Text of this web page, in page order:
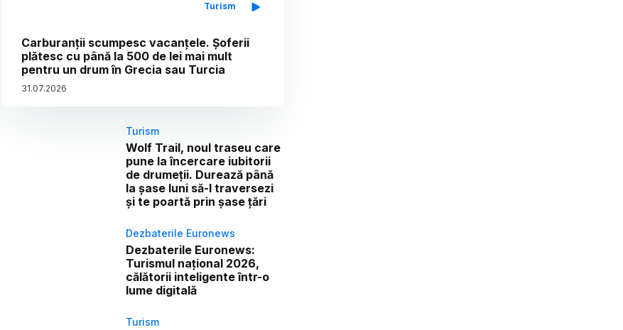
Turism
Carburanții scumpesc vacanțele. Șoferii
plătesc cu până la 500 de lei mai mult
pentru un drum în Grecia sau Turcia
31.07.2026
Turism
Wolf Trail, noul traseu care
pune la încercare iubitorii
de drumeții. Durează până
la șase luni să-l traversezi
și te poartă prin șase țări
Dezbaterile Euronews
Dezbaterile Euronews:
Turismul național 2026,
călătorii inteligente într-o
lume digitală
Turism